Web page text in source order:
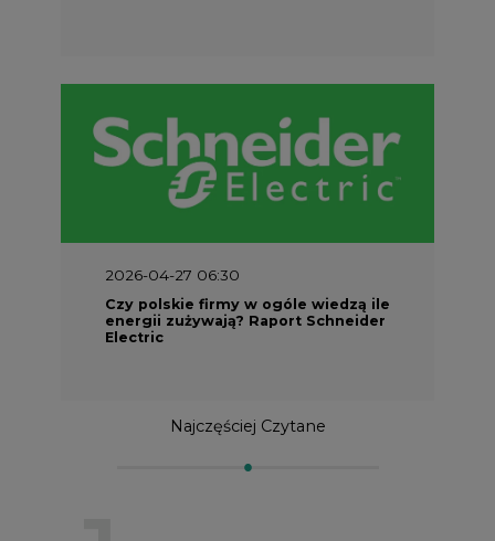
2026-04-27 06:30
Czy polskie firmy w ogóle wiedzą ile
energii zużywają? Raport Schneider
Electric
Najczęściej Czytane